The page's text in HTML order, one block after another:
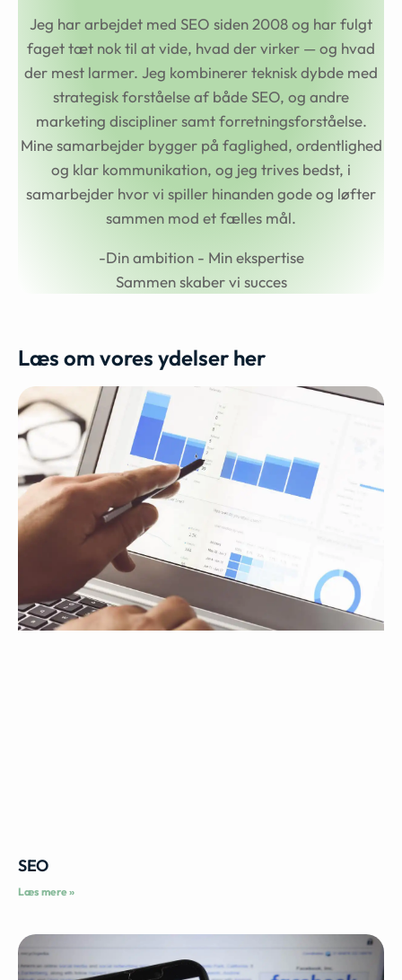
Jeg har arbejdet med SEO siden 2008 og har fulgt
faget tæt nok til at vide, hvad der virker — og hvad
der mest larmer. Jeg kombinerer teknisk dybde med
strategisk forståelse af både SEO, og andre
marketing discipliner samt forretningsforståelse.
Mine samarbejder bygger på faglighed, ordentlighed
og klar kommunikation, og jeg trives bedst, i
samarbejder hvor vi spiller hinanden gode og løfter
sammen mod et fælles mål.
-Din ambition - Min ekspertise
Sammen skaber vi succes
Læs om vores ydelser her
SEO
Læs mere »